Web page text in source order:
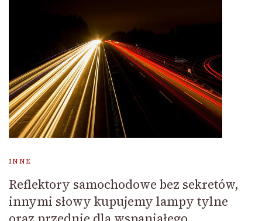
INNE
Reflektory samochodowe bez sekretów,
innymi słowy kupujemy lampy tylne